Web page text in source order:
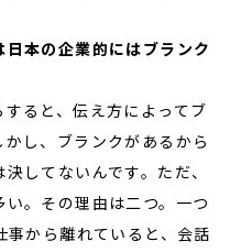
本の企業的にはブランク
ると、伝え方によってブ
し、ブランクがあるから
してないんです。ただ、
。その理由は二つ。一つ
から離れていると、会話